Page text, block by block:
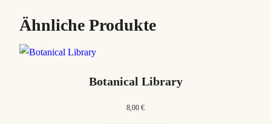
Ähnliche Produkte
Botanical Library
8,00 €